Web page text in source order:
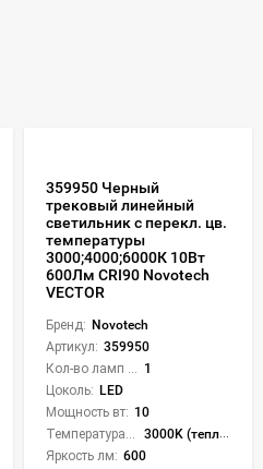
359950 Черный
трековый линейный
светильник с перекл. цв.
температуры
3000;4000;6000К 10Вт
600Лм CRI90 Novotech
VECTOR
Бренд: Novotech
Артикул: 359950
Кол-во ламп или LED: 1
Цоколь: LED
Мощность вт: 10
Температура света:
3000K (теплый), 4000K (нейтральный), 6000K (холодный), CCT механическое переключение
Яркость лм: 600